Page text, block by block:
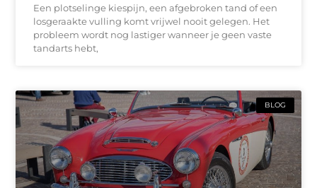
Een plotselinge kiespijn, een afgebroken tand of een
losgeraakte vulling komt vrijwel nooit gelegen. Het
probleem wordt nog lastiger wanneer je geen vaste
tandarts hebt,
BLOG